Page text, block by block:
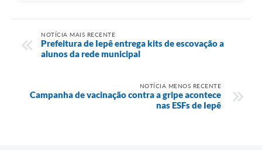
NOTÍCIA MAIS RECENTE
Prefeitura de Iepê entrega kits de escovação a
alunos da rede municipal
NOTÍCIA MENOS RECENTE
Campanha de vacinação contra a gripe acontece
nas ESFs de Iepê